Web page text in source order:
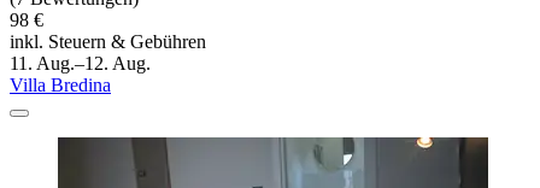
98 €
inkl. Steuern & Gebühren
11. Aug.–12. Aug.
Villa Bredina